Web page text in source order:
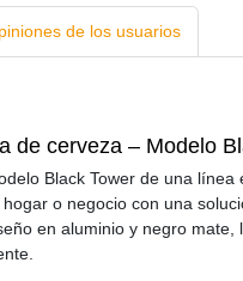
de los usuarios
de cerveza – Modelo
Black Tower de una
o negocio con una
en aluminio y negro mate,